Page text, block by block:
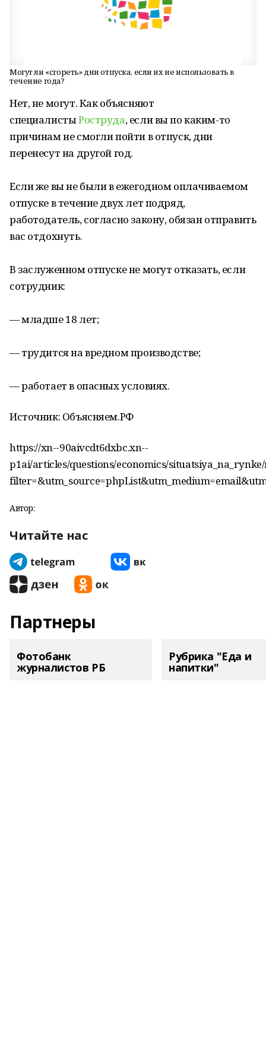
Могут ли «сгореть» дни отпуска, если их не использовать в
течение года?
Нет, не могут. Как объясняют
специалистыРоструда, если вы по каким-то
причинам не смогли пойти в отпуск, дни
перенесут на другой год.
Если же вы не были в ежегодном оплачиваемом
отпуске в течение двух лет подряд,
работодатель, согласно закону, обязан отправить
вас отдохнуть.
В заслуженном отпуске не могут отказать, если
сотрудник:
— младше 18 лет;
— трудится на вредном производстве;
— работает в опасных условиях.
Источник: Объясняем.РФ
https://xn--90aivcdt6dxbc.xn--
p1ai/articles/questions/economics/
Автор:
Читайте нас
Партнеры
Фотобанк
журналистов РБ
Рубрика "Еда и
напитки"